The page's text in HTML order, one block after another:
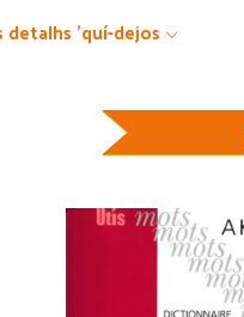
detalhs 'quí-dejos